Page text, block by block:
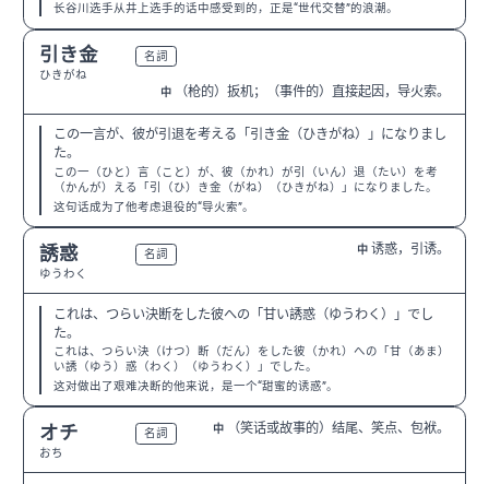
长谷川选手从井上选手的话中感受到的，正是“世代交替”的浪潮。
引き金
ひきがね
名詞
中 （枪的）扳机；（事件的）直接起因，导火索。
この一言が、彼が引退を考える「引き金（ひきがね）」になりまし
た。
この一（ひと）言（こと）が、彼（かれ）が引（いん）退（たい）を考
（かんが）える「引（ひ）き金（がね）（ひきがね）」になりました。
这句话成为了他考虑退役的“导火索”。
誘惑
ゆうわく
名詞 中 诱惑，引诱。
これは、つらい決断をした彼への「甘い誘惑（ゆうわく）」でし
た。
これは、つらい決（けつ）断（だん）をした彼（かれ）への「甘（あま）
い誘（ゆう）惑（わく）（ゆうわく）」でした。
这对做出了艰难决断的他来说，是一个“甜蜜的诱惑”。
オチ
おち
名詞 中 （笑话或故事的）结尾、笑点、包袱。